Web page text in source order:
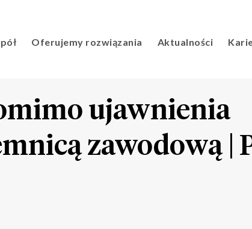
Oferujemy rozwiązania Aktualności
ujawnienia
zawodową |